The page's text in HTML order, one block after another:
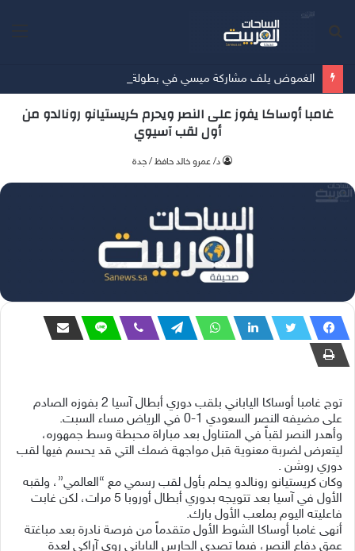
الغموض يلف مشاركة ميسي في بطولة كوبا أمريكا
غامبا أوساكا يفوز على النصر ويحرم كريستيانو رونالدو من
أول لقب آسيوي
د/ عمرو خالد حافظ / جدة
توج غامبا أوساكا الياباني بلقب دوري أبطال آسيا 2 بفوزه الصادم
على مضيفه النصر السعودي 1-0 في الرياض مساء السبت.
وأهدر النصر لقباً في المتناول بعد مباراة محبطة وسط جمهوره،
ليتعرض لضربة معنوية قبل مواجهة ضمك التي قد يحسم فيها لقب
دوري روشن .
وكان كريستيانو رونالدو يحلم بأول لقب رسمي مع “العالمي”، ولقبه
الأول في آسيا بعد تتويجه بدوري أبطال أوروبا 5 مرات، لكن غابت
فاعليته اليوم بملعب الأول بارك.
أنهى غامبا أوساكا الشوط الأول متقدماً من فرصة نادرة بعد مباغتة
عمق دفاع النصر، فيما تصدى الحارس الياباني روي آراكي لعدة